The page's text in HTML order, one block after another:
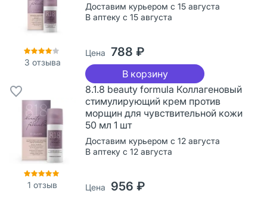
3 отзыва
Доставим курьером с 15 августа
В аптеку с 15 августа
Цена 788 ₽
В корзину
1 отзыв
8.1.8 beauty formula Коллагеновый
стимулирующий крем против
морщин для чувствительной кожи
50 мл 1 шт
Доставим курьером с 12 августа
В аптеку с 12 августа
Цена 956 ₽